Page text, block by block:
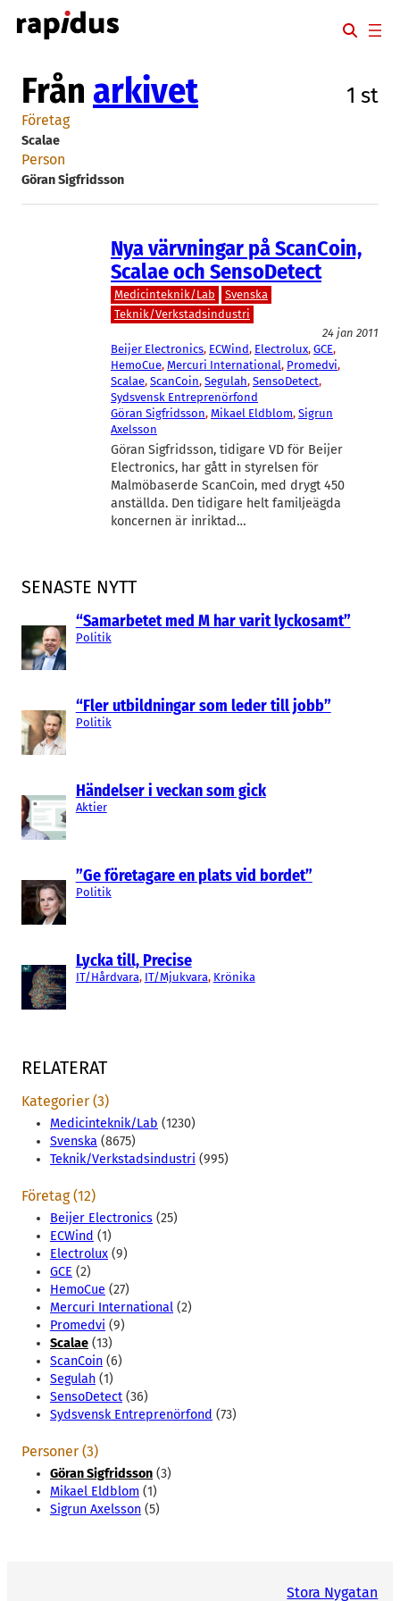
Hoppa
till
SENASTE NYTT
“Samarbetet med M har varit lyckosamt”
Politik
“Fler utbildningar som leder till jobb”
Politik
Händelser i veckan som gick
Aktier
”Ge företagare en plats vid bordet”
Politik
Lycka till, Precise
IT/Hårdvara, IT/Mjukvara, Krönika
Från arkivet 1 st
Företag
Scalae
Person
Göran Sigfridsson
Nya värvningar på ScanCoin,
Scalae och SensoDetect
Medicinteknik/Lab
Svenska
Teknik/Verkstadsindustri
24 jan 2011
Beijer Electronics, ECWind, Electrolux, GCE
HemoCue, Mercuri International, Promedvi
Scalae, ScanCoin, Segulah, SensoDetect
Sydsvensk Entreprenörfond
Göran Sigfridsson, Mikael Eldblom, Sigrun
Axelsson
Göran Sigfridsson, tidigare VD för Beijer
Electronics, har gått in styrelsen för
Malmöbaserde ScanCoin, med drygt 450
anställda. Den tidigare helt familjeägda
koncernen är inriktad…
RELATERAT
Kategorier (3)
Medicinteknik/Lab (1230)
Svenska (8675)
Teknik/Verkstadsindustri (995)
Företag (12)
Beijer Electronics (25)
ECWind (1)
Electrolux (9)
GCE (2)
HemoCue (27)
Mercuri International (2)
Promedvi (9)
Scalae (13)
ScanCoin (6)
Segulah (1)
SensoDetect (36)
Sydsvensk Entreprenörfond (73)
Personer (3)
Göran Sigfridsson (3)
Mikael Eldblom (1)
Sigrun Axelsson (5)
Stora Nygatan